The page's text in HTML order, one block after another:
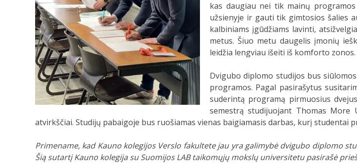
kas daugiau nei tik mainų programos
užsienyje ir gauti tik gimtosios šalies
kalbiniams įgūdžiams lavinti,
metus. Šiuo metu daugelis įmonių
leidžia lengviau išeiti iš komforto
Dvigubo diplomo studijos bus
programos. Pagal pasirašytus
suderintą programą pirmuosius
semestrą studijuojant Thomas More
atvirkščiai. Studijų pabaigoje bus ruošiamas vienas baigiamasis darbas, kurį studentai
Primename, kad Kauno kolegijos Verslo fakultete jau yra galimybė dvigubo diplomo
Šią sutartį Kauno kolegija su Suomijos LAB taikomųjų mokslų universitetu pasirašė